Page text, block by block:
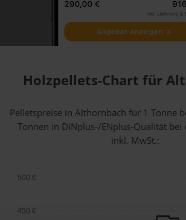
Holzpellets-Chart für
Pelletspreise in Althornbach für 1 Tonne
Tonnen in DINplus-/ENplus-Qualität bei
inkl. MwSt.:
450 €
500 €